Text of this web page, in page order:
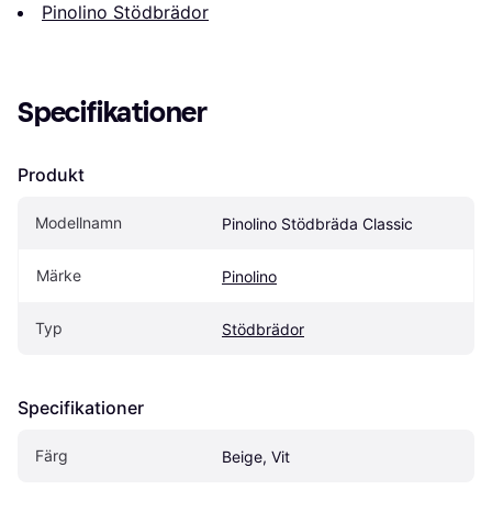
Pinolino Stödbrädor
Specifikationer
Produkt
Modellnamn Pinolino Stödbräda Classic
Märke Pinolino
Typ Stödbrädor
Specifikationer
Färg Beige, Vit